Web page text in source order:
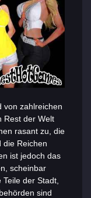
von zahlreichen
Rest der Welt
rasant zu, die
die Reichen
ist jedoch das
scheinbar
der Stadt,
sind